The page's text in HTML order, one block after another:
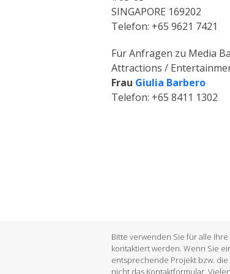
SINGAPORE 169202
Telefon: +65 9621 7421
Für Anfragen zu Media
Attractions /
Frau Giulia Barbero
Telefon: +65 8411 1302
Bitte verwenden Sie für alle
kontaktiert werden. Wenn Sie
entsprechende Projekt bzw.
nicht das Kontaktformular.